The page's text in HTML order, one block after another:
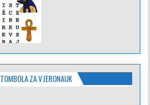
TOMBOLA ZA VJERONAUK